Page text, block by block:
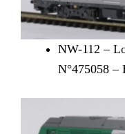
NW-112 –
N°475058 –